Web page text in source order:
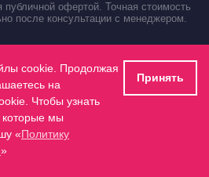
офертой. Точная стоимость
после консультации с менеджером.
cookie. Продолжая
на
Чтобы узнать
мы
«Политику
»
Принять
Битрикс» и
от
на результат: